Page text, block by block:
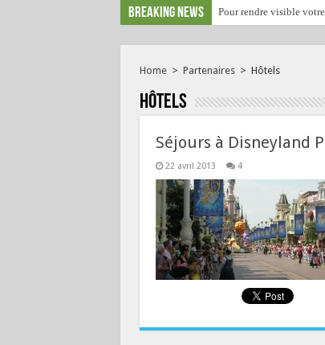
Breaking News Pour rendre visible
Home > Partenaires > Hôtels
Hôtels
Séjours à Disneyland
22 avril 2013 4